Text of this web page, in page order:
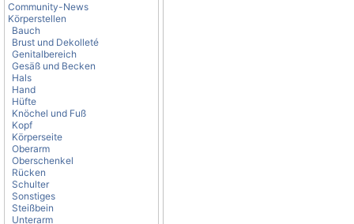
Community-News
Körperstellen
Bauch
Brust und Dekolleté
Genitalbereich
Gesäß und Becken
Hals
Hand
Hüfte
Knöchel und Fuß
Kopf
Körperseite
Oberarm
Oberschenkel
Rücken
Schulter
Sonstiges
Steißbein
Unterarm